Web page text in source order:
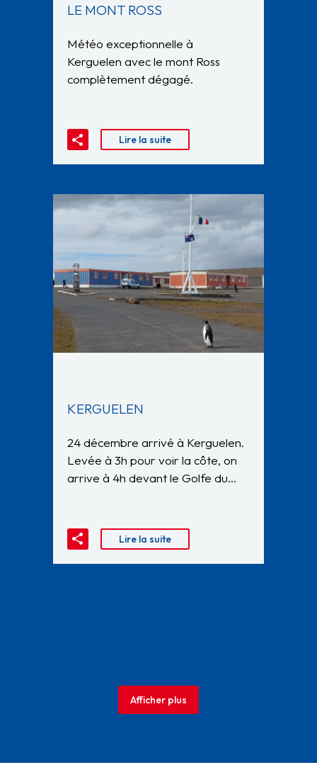
LE MONT ROSS
Météo exceptionnelle à
Kerguelen avec le mont Ross
complètement dégagé.
Lire la suite
KERGUELEN
24 décembre arrivé à Kerguelen.
Levée à 3h pour voir la côte, on
arrive à 4h devant le Golfe du…
Lire la suite
Afficher plus